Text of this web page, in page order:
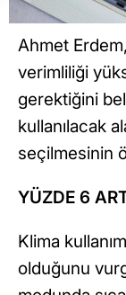
Ahmet
verimliliği
gerektiğini
kullanılacak
seçilmesinin
YÜZDE 6
Klima
olduğunu